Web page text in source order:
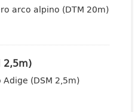
arco alpino (DTM 20m)
2,5m)
(DSM 2,5m)